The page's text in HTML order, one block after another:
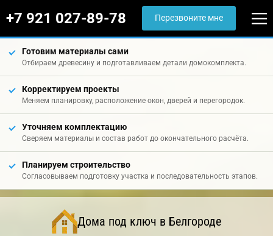
+7 921 027-89-78 Перезвоните мне
Готовим материалы сами
Отбираем древесину и подготавливаем детали домокомплекта.
Корректируем проекты
Меняем планировку, расположение окон, дверей и перегородок.
Уточняем комплектацию
Сверяем материалы и состав работ до окончательного расчёта.
Планируем строительство
Согласовываем подготовку участка и последовательность этапов.
Дома под ключ в Белгороде